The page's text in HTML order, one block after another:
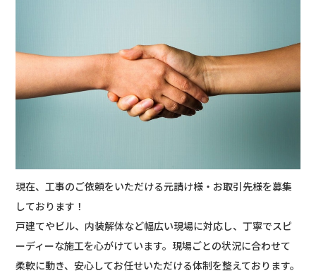
現在、工事のご依頼をいただける元請け様・お取引先様を募集
しております！
戸建てやビル、内装解体など幅広い現場に対応し、丁寧でスピ
ーディーな施工を心がけています。現場ごとの状況に合わせて
柔軟に動き、安心してお任せいただける体制を整えております。